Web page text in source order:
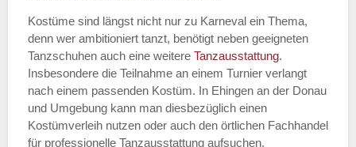
Kostüme sind längst nicht nur zu Karneval ein Thema,
denn wer ambitioniert tanzt, benötigt neben geeigneten
Tanzschuhen auch eine weitere Tanzausstattung.
Insbesondere die Teilnahme an einem Turnier verlangt
nach einem passenden Kostüm. In Ehingen an der Donau
und Umgebung kann man diesbezüglich einen
Kostümverleih nutzen oder auch den örtlichen Fachhandel
für professionelle Tanzausstattung aufsuchen.